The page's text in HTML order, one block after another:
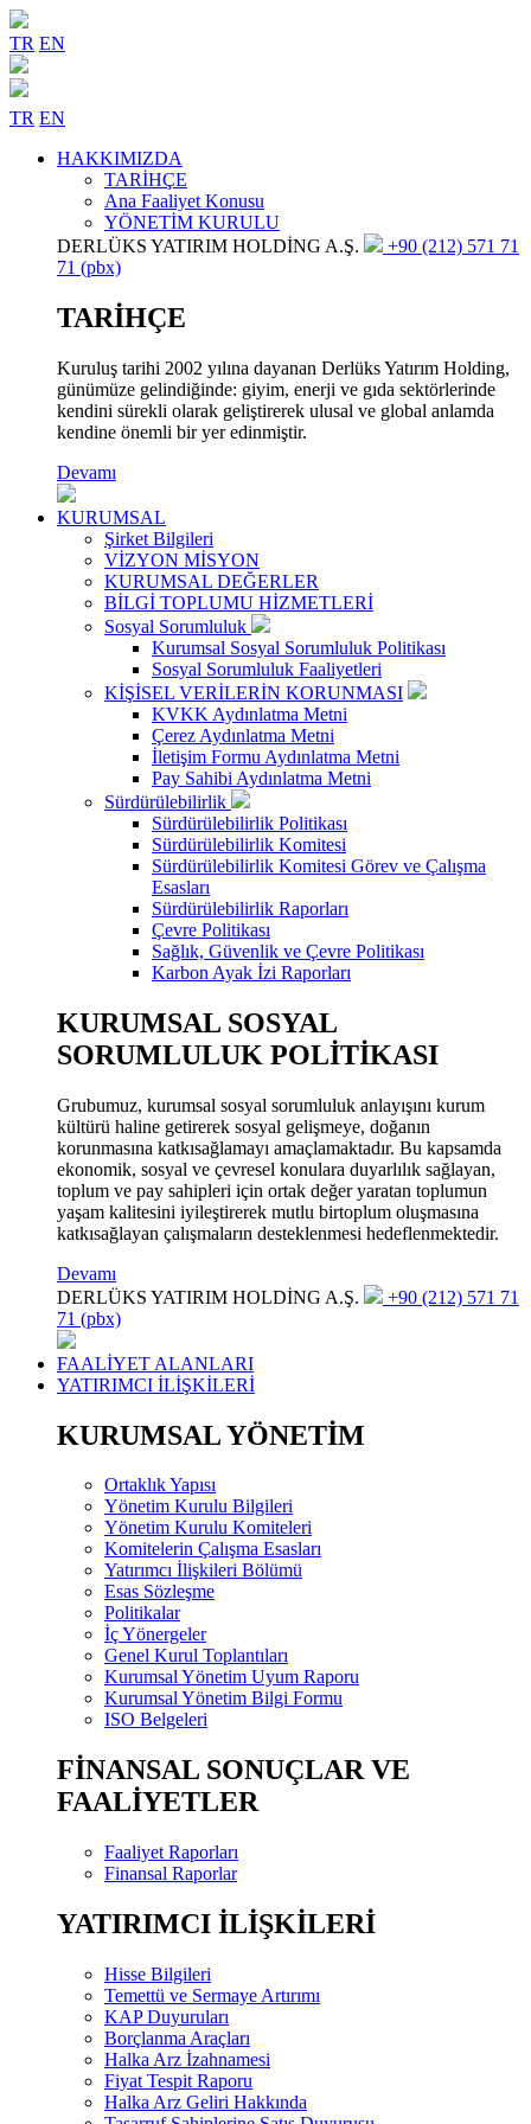
TR EN
TR EN
HAKKIMIZDA
TARİHÇE
Ana Faaliyet Konusu
YÖNETİM KURULU
DERLÜKS YATIRIM HOLDİNG A.Ş.
+90 (212) 571 71
71 (pbx)
TARİHÇE
Kuruluş tarihi 2002 yılına dayanan Derlüks Yatırım Holding,
günümüze gelindiğinde: giyim, enerji ve gıda sektörlerinde
kendini sürekli olarak geliştirerek ulusal ve global anlamda
kendine önemli bir yer edinmiştir.
Devamı
KURUMSAL
Şirket Bilgileri
VİZYON MİSYON
KURUMSAL DEĞERLER
BİLGİ TOPLUMU HİZMETLERİ
Sosyal Sorumluluk
Kurumsal Sosyal Sorumluluk Politikası
Sosyal Sorumluluk Faaliyetleri
KİŞİSEL VERİLERİN KORUNMASI
KVKK Aydınlatma Metni
Çerez Aydınlatma Metni
İletişim Formu Aydınlatma Metni
Pay Sahibi Aydınlatma Metni
Sürdürülebilirlik
Sürdürülebilirlik Politikası
Sürdürülebilirlik Komitesi
Sürdürülebilirlik Komitesi Görev ve Çalışma
Esasları
Sürdürülebilirlik Raporları
Çevre Politikası
Sağlık, Güvenlik ve Çevre Politikası
Karbon Ayak İzi Raporları
KURUMSAL SOSYAL
SORUMLULUK POLİTİKASI
Grubumuz, kurumsal sosyal sorumluluk anlayışını kurum
kültürü haline getirerek sosyal gelişmeye, doğanın
korunmasına katkısağlamayı amaçlamaktadır. Bu kapsamda
ekonomik, sosyal ve çevresel konulara duyarlılık sağlayan,
toplum ve pay sahipleri için ortak değer yaratan toplumun
yaşam kalitesini iyileştirerek mutlu birtoplum oluşmasına
katkısağlayan çalışmaların desteklenmesi hedeflenmektedir.
Devamı
DERLÜKS YATIRIM HOLDİNG A.Ş.
+90 (212) 571 71
71 (pbx)
FAALİYET ALANLARI
YATIRIMCI İLİŞKİLERİ
KURUMSAL YÖNETİM
Ortaklık Yapısı
Yönetim Kurulu Bilgileri
Yönetim Kurulu Komiteleri
Komitelerin Çalışma Esasları
Yatırımcı İlişkileri Bölümü
Esas Sözleşme
Politikalar
İç Yönergeler
Genel Kurul Toplantıları
Kurumsal Yönetim Uyum Raporu
Kurumsal Yönetim Bilgi Formu
ISO Belgeleri
FİNANSAL SONUÇLAR VE
FAALİYETLER
Faaliyet Raporları
Finansal Raporlar
YATIRIMCI İLİŞKİLERİ
Hisse Bilgileri
Temettü ve Sermaye Artırımı
KAP Duyuruları
Borçlanma Araçları
Halka Arz İzahnamesi
Fiyat Tespit Raporu
Halka Arz Geliri Hakkında